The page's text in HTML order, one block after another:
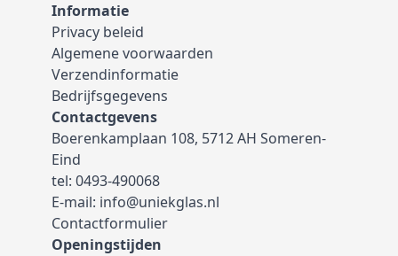
Informatie
Privacy beleid
Algemene voorwaarden
Verzendinformatie
Bedrijfsgegevens
Contactgevens
Boerenkamplaan 108, 5712 AH Someren-
Eind
tel: 0493-490068
E-mail: info@uniekglas.nl
Contactformulier
Openingstijden